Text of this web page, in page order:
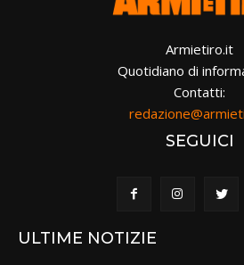
Armietiro.it
Quotidiano di
Contatti:
SEGUICI
ULTIME NOTIZIE